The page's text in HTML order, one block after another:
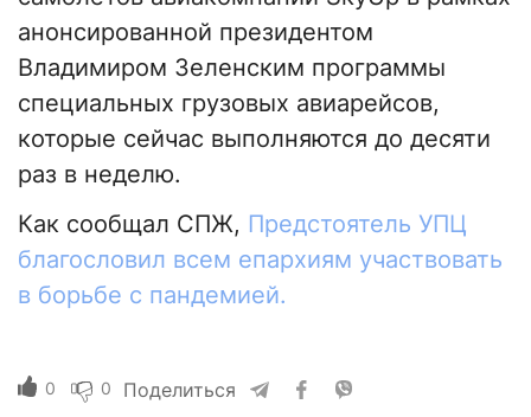
анонсированной президентом
Владимиром Зеленским программы
специальных грузовых авиарейсов,
которые сейчас выполняются до десяти
раз в неделю.
Как сообщал СПЖ, Предстоятель УПЦ
благословил всем епархиям участвовать
в борьбе с пандемией.
0 0 Поделиться